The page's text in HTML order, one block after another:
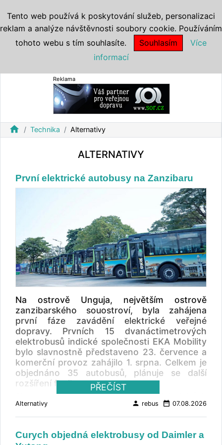
Reklama
home Technika Alternativy
ALTERNATIVY
První elektrické autobusy na Zanzibaru
Na ostrově Unguja, největším ostrově
zanzibarského souostroví, byla zahájena
první fáze zavádění elektrické veřejné
dopravy. Prvních 15 dvanáctimetrových
elektrobusů indické společnosti EKA Mobility
bylo slavnostně představeno 23. července a
komerční provoz zahájilo 1. srpna. Celkem je
objednáno 35 autobusů, plánuje se další
rozšíření flotily.
Slavnostní uvedení nových elektrických
autobusů se uskutečnilo zároveň s otevřením
nového terminálu Malindi v Zanzibar City v
zúčastnil prezident Zanzibaru Dr. Hussein Ali
PŘEČÍST
Alternativy person rebus date_range 07.08.2026
Curych objedná elektrobusy od Daimler a
Tento web používá k poskytování služeb, personalizaci
reklam a analýze návštěvnosti soubory cookie. Používáním
tohoto webu s tím souhlasíte.
Souhlasím
Více
informací